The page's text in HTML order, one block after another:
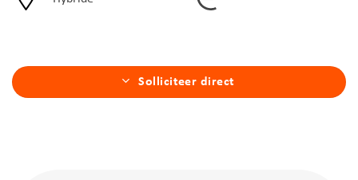
Solliciteer direct